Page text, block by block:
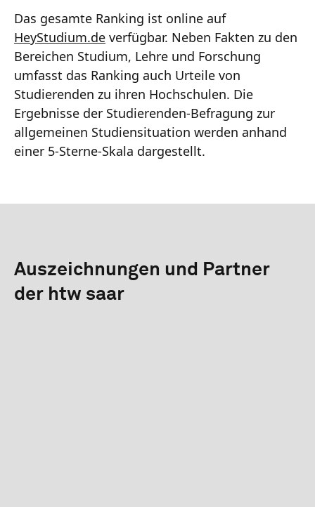
Das gesamte Ranking ist online auf
HeyStudium.de verfügbar. Neben Fakten zu den
Bereichen Studium, Lehre und Forschung
umfasst das Ranking auch Urteile von
Studierenden zu ihren Hochschulen. Die
Ergebnisse der Studierenden-Befragung zur
allgemeinen Studiensituation werden anhand
einer 5-Sterne-Skala dargestellt.
Auszeichnungen und Partner
der htw saar